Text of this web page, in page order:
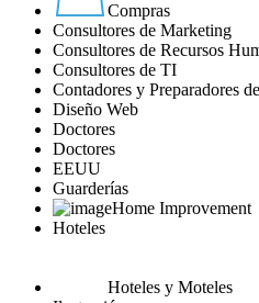
Compras
Consultores de Marketing
Consultores de Recursos
Consultores de TI
Contadores y Preparadores
Diseño Web
Doctores
Doctores
EEUU
Guarderías
Home Improvement
Hoteles
Hoteles y Moteles